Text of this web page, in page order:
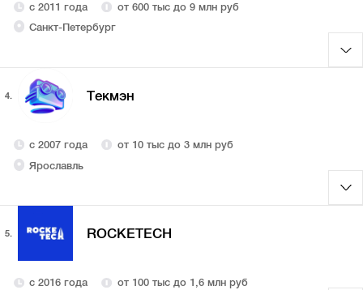
с 2011 года
от 600 тыс до 9 млн руб
Санкт-Петербург
4. Текмэн
с 2007 года
от 10 тыс до 3 млн руб
Ярославль
5. ROCKETECH
с 2016 года от 100 тыс до 1,6 млн руб